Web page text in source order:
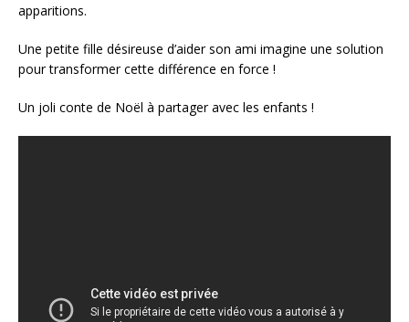
apparitions.
Une petite fille désireuse d’aider son ami imagine une solution
pour transformer cette différence en force !
Un joli conte de Noël à partager avec les enfants !